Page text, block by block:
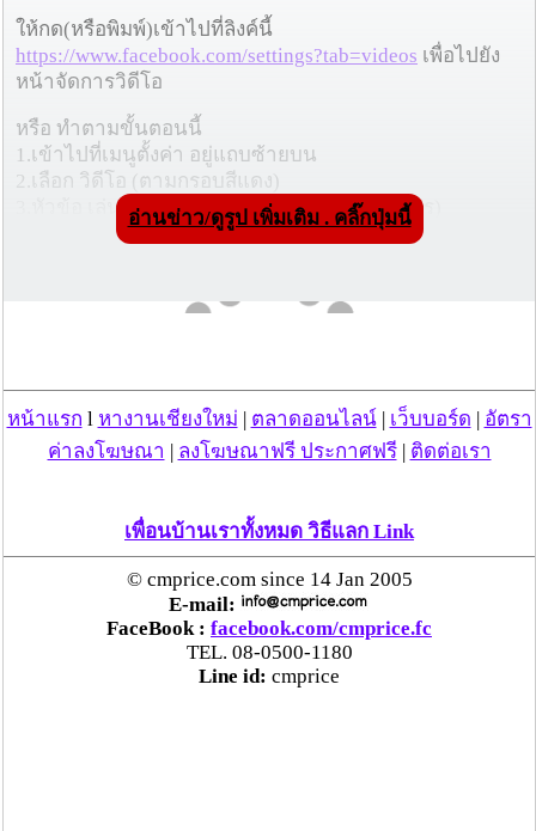
ให้กด(หรือพิมพ์)เข้าไปที่ลิงค์นี้
https://www.facebook.com/settings?tab=videos เพื่อไปยัง
หน้าจัดการวิดีโอ
หรือ ทำตามขั้นตอนนี้
1.เข้าไปที่เมนูตั้งค่า อยู่แถบซ้ายบน
2.เลือก วิดีโอ (ตามกรอบสีแดง)
3.หัวข้อ เล่นวดีโออัตโนมัติ เลือก "ปิด"(ตามลูกศร)
เล่นวิดีโออัตโนมัติ -> คลิ๊กปิด
อ่านข่าว/ดูรูป เพิ่มเติม . คลิ๊กปุ่มนี้
หน้าแรก l หางานเชียงใหม่ | ตลาดออนไลน์| เว็บบอร์ด | อัตรา
ค่าลงโฆษณา | ลงโฆษณาฟรี ประกาศฟรี| ติดต่อเรา
เพื่อนบ้านเราทั้งหมด วิธีแลก Link
© cmprice.com since 14 Jan 2005
E-mail:
FaceBook : facebook.com/cmprice.fc
TEL. 08-0500-1180
Line id: cmprice